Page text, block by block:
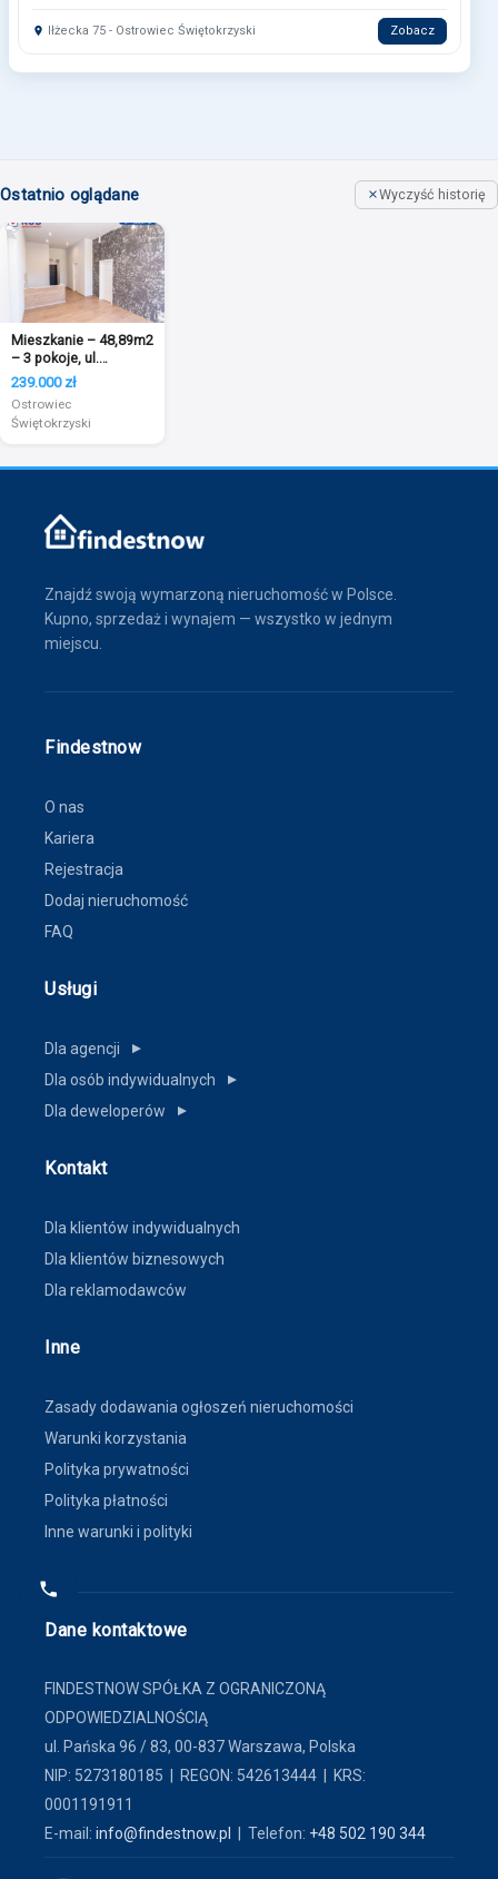
Iłżecka 75 - Ostrowiec Świętokrzyski Zobacz
Ostatnio oglądane Wyczyść historię
Mieszkanie – 48,89m2
– 3 pokoje, ul.
Staszica
239.000 zł
Ostrowiec
Świętokrzyski
Znajdź swoją wymarzoną nieruchomość w Polsce.
Kupno, sprzedaż i wynajem — wszystko w jednym
miejscu.
Findestnow
O nas
Kariera
Rejestracja
Dodaj nieruchomość
FAQ
Usługi
Dla agencji ▼
Dla osób indywidualnych ▼
Dla deweloperów ▼
Kontakt
Dla klientów indywidualnych
Dla klientów biznesowych
Dla reklamodawców
Inne
Zasady dodawania ogłoszeń nieruchomości
Warunki korzystania
Polityka prywatności
Polityka płatności
Inne warunki i polityki
Dane kontaktowe
FINDESTNOW SPÓŁKA Z OGRANICZONĄ
ODPOWIEDZIALNOŚCIĄ
ul. Pańska 96 / 83, 00-837 Warszawa, Polska
NIP: 5273180185 | REGON: 542613444 | KRS:
0001191911
E-mail: info@findestnow.pl | Telefon: +48 502 190 344